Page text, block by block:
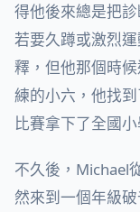
得他後來總是把
若要久蹲或激烈
釋，但他那個時
練的小六，他找
比賽拿下了全國
不久後，Michael
然來到一個年級